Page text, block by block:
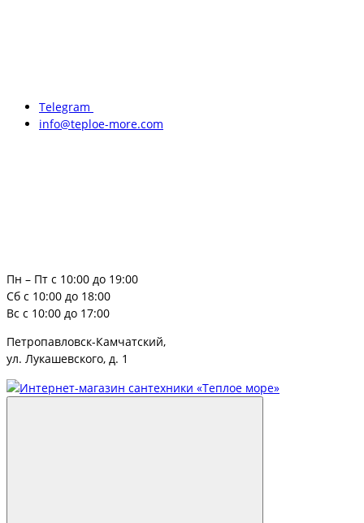
Telegram
info@teploe-more.com
Пн – Пт с 10:00 до 19:00
Сб с 10:00 до 18:00
Вс с 10:00 до 17:00
Петропавловск-Камчатский,
ул. Лукашевского, д. 1